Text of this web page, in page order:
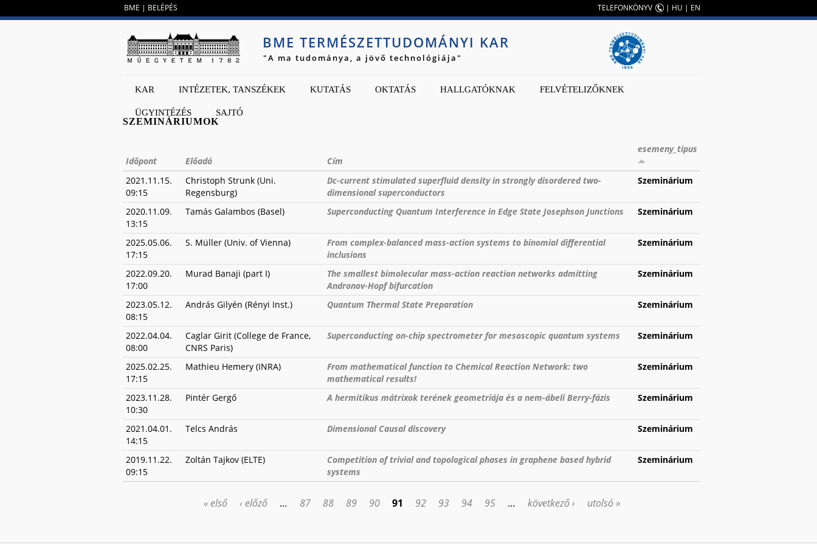
BME | BELÉPÉS TELEFONKÖNYV | HU | EN
BME TERMÉSZETTUDOMÁNYI KAR
"A ma tudománya, a jövő technológiája"
KAR INTÉZETEK, TANSZÉKEK KUTATÁS OKTATÁS HALLGATÓKNAK FELVÉTELIZŐKNEK
ÜGYINTÉZÉS SAJTÓ
SZEMINÁRIUMOK
Időpont Előadó Cím
esemeny_tipus
2021.11.15.
09:15
Christoph Strunk (Uni.
Regensburg)
Dc-current stimulated superfluid density in strongly disordered two-
dimensional superconductors
Szeminárium
2020.11.09.
13:15
Tamás Galambos (Basel) Superconducting Quantum Interference in Edge State Josephson Junctions Szeminárium
2025.05.06.
17:15
S. Müller (Univ. of Vienna)
From complex-balanced mass-action systems to binomial differential
inclusions
Szeminárium
2022.09.20.
17:00
Murad Banaji (part I)
The smallest bimolecular mass-action reaction networks admitting
Andronov-Hopf bifurcation
Szeminárium
2023.05.12.
08:15
András Gilyén (Rényi Inst.) Quantum Thermal State Preparation Szeminárium
2022.04.04.
08:00
Caglar Girit (College de France,
CNRS Paris)
Superconducting on-chip spectrometer for mesoscopic quantum systems Szeminárium
2025.02.25.
17:15
Mathieu Hemery (INRA)
From mathematical function to Chemical Reaction Network: two
mathematical results!
Szeminárium
2023.11.28.
10:30
Pintér Gergő A hermitikus mátrixok terének geometriája és a nem-ábeli Berry-fázis Szeminárium
2021.04.01.
14:15
Telcs András Dimensional Causal discovery Szeminárium
2019.11.22.
09:15
Zoltán Tajkov (ELTE)
Competition of trivial and topological phases in graphene based hybrid
systems
Szeminárium
« első ‹ előző … 87 88 89 90 91 92 93 94 95 … következő › utolsó »